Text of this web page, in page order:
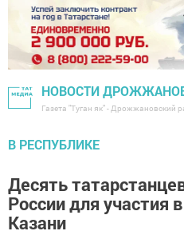
НОВОСТИ
Газета "Туган як" - Дрожжановский
В РЕСПУБЛИКЕ
Десять
России для участия
Казани